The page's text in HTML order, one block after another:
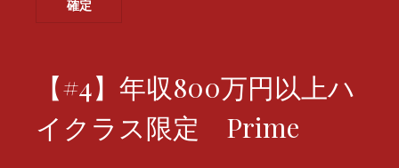
【#4】年収800万円以上ハ
イクラス限定 Prime